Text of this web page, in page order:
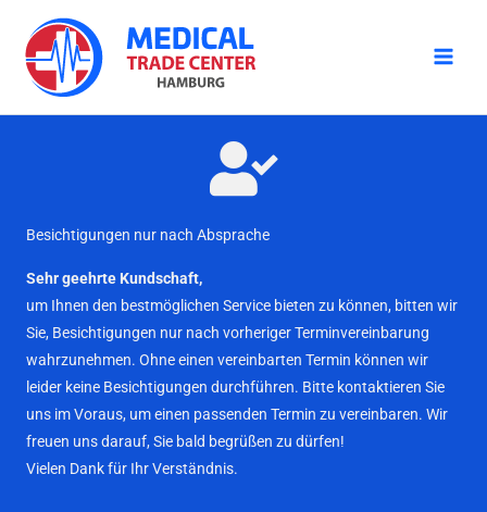
Inhalt
springen
Besichtigungen nur nach Absprache
Sehr geehrte Kundschaft,
um Ihnen den bestmöglichen Service bieten zu können, bitten wir
Sie, Besichtigungen nur nach vorheriger Terminvereinbarung
wahrzunehmen. Ohne einen vereinbarten Termin können wir
leider keine Besichtigungen durchführen. Bitte kontaktieren Sie
uns im Voraus, um einen passenden Termin zu vereinbaren. Wir
freuen uns darauf, Sie bald begrüßen zu dürfen!
Vielen Dank für Ihr Verständnis.